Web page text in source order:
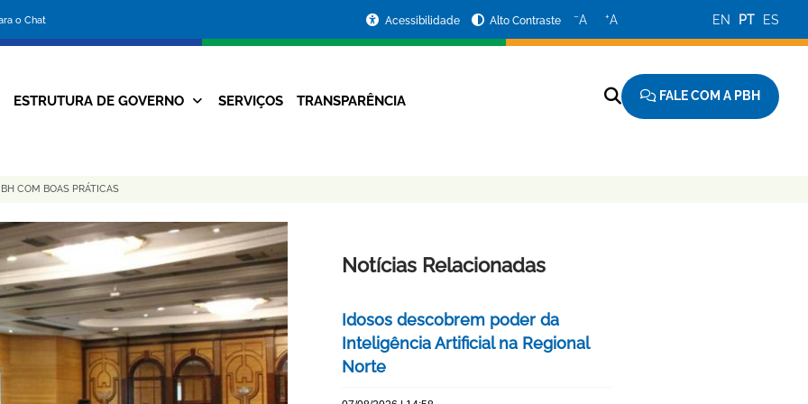
o Chat
da
Prefeitura
Acessibilidade Alto Contraste −A +A EN PT ES
Navegação
ESTRUTURA DE GOVERNO SERVIÇOS TRANSPARÊNCIA FALE COM A PBH
COM BOAS PRÁTICAS
Notícias Relacionadas
Idosos descobrem poder da
Inteligência Artificial na Regional
Norte